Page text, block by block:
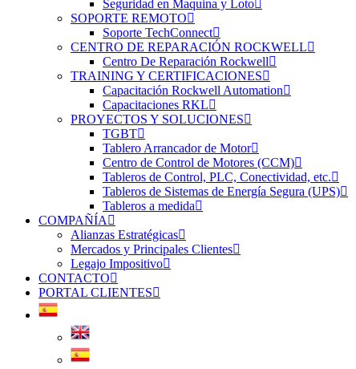
Seguridad en Maquina y Loto
SOPORTE REMOTO
Soporte TechConnect
CENTRO DE REPARACIÓN ROCKWELL
Centro De Reparación Rockwell
TRAINING Y CERTIFICACIONES
Capacitación Rockwell Automation
Capacitaciones RKL
PROYECTOS Y SOLUCIONES
TGBT
Tablero Arrancador de Motor
Centro de Control de Motores (CCM)
Tableros de Control, PLC, Conectividad, etc.
Tableros de Sistemas de Energía Segura (UPS)
Tableros a medida
COMPAÑÍA
Alianzas Estratégicas
Mercados y Principales Clientes
Legajo Impositivo
CONTACTO
PORTAL CLIENTES